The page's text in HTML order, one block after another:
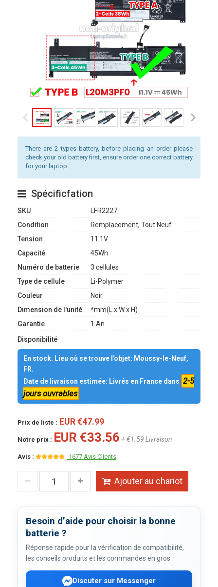
There are 2 types battery, before placing an order please
check your old battery first, ensure order one correct battery
for your laptop.
Spécificfation
SKU
LFR2227
Condition
Remplacement, Tout Neuf
Tension
11.1V
Capacité
45Wh
Numéro de batterie
3 cellules
Type de cellule
Li-Polymer
Couleur
Noir
Dimension de l'unité
*mm(L x W x H)
Garantie
1 An
Disponibilité
En stock. Lieu où se trouve l'objet: Moussy-le-Neuf,
FR.
Date de livraison estimée: Livrés en France dans 2-5
jours ouvrables
Prix de liste :EUR €47.99
Notre prix : EUR €33.56 + €1.59 Livraison
Avis : 1677 Avis Clients
Ajouter au chariot
Besoin d’aide pour choisir la bonne
batterie ?
Réponse rapide pour la vérification de compatibilité,
les conseils produits et les commandes en gros.
Discuter sur Messenger